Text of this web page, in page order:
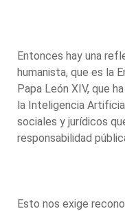
Entonces hay una
humanista, que es la
Papa León XIV, que
la Inteligencia
sociales y jurídicos
responsabilidad
Esto nos exige